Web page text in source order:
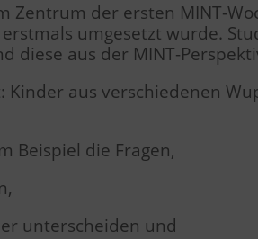
Zentrum der ersten MINT-
umgesetzt wurde.
diese aus der MINT-
Kinder aus verschiedenen
Beispiel die Fragen,
unterscheiden und